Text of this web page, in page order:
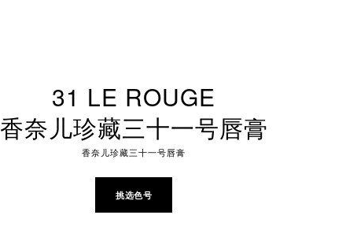
31 LE ROUGE
香奈儿珍藏三十一号唇膏
香奈儿珍藏三十一号唇膏
挑选色号